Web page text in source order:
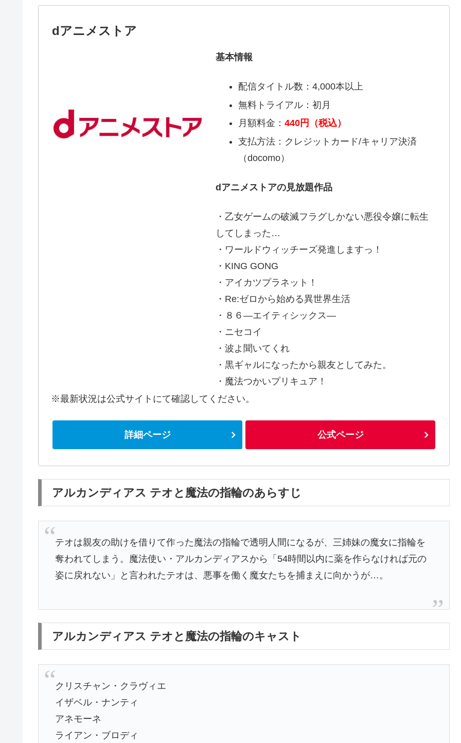
dアニメストア
基本情報
配信タイトル数：4,000本以上
無料トライアル：初月
月額料金： 440円（税込）
支払方法：クレジットカード/キャリア決済
（docomo）
dアニメストアの見放題作品
・乙女ゲームの破滅フラグしかない悪役令嬢に転生
してしまった…
・ワールドウィッチーズ発進しますっ！
・KING GONG
・アイカツプラネット！
・Re:ゼロから始める異世界生活
・８６―エイティシックス―
・ニセコイ
・波よ聞いてくれ
・黒ギャルになったから親友としてみた。
・魔法つかいプリキュア！
※最新状況は公式サイトにて確認してください。
詳細ページ 公式ページ
アルカンディアス テオと魔法の指輪のあらすじ
テオは親友の助けを借りて作った魔法の指輪で透明人間になるが、三姉妹の魔女に指輪を
奪われてしまう。魔法使い・アルカンディアスから「54時間以内に薬を作らなければ元の
姿に戻れない」と言われたテオは、悪事を働く魔女たちを捕まえに向かうが…。
アルカンディアス テオと魔法の指輪のキャスト
クリスチャン・クラヴィエ
イザベル・ナンティ
アネモーネ
ライアン・ブロディ